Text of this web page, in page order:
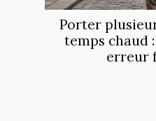
Porter
temps chaud
erreur